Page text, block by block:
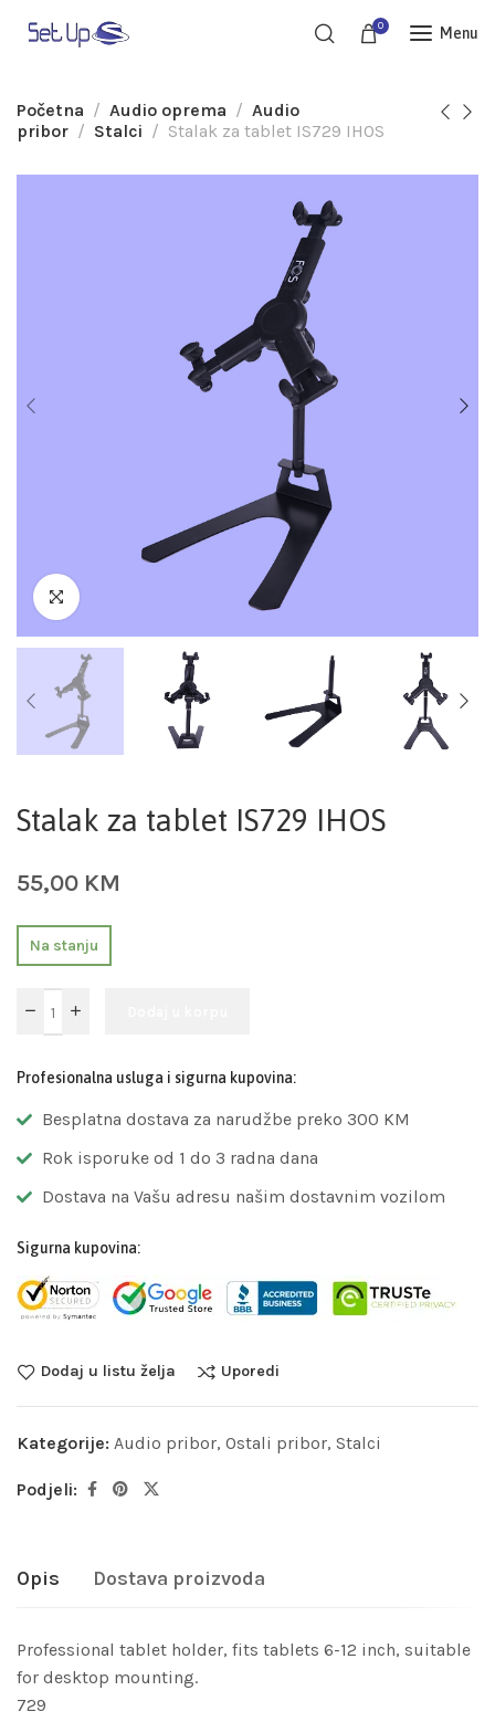
0 Menu
Početna Audio oprema
Audio
pribor
Stalci Stalak za tablet IS729 IHOS
Stalak za tablet IS729 IHOS
55,00 KM
Na stanju
Profesionalna usluga i sigurna kupovina:
Besplatna dostava za narudžbe preko 300 KM
Rok isporuke od 1 do 3 radna dana
Dostava na Vašu adresu našim dostavnim vozilom
Sigurna kupovina:
Dodaj u listu želja Uporedi
Kategorije: Audio pribor, Ostali pribor, Stalci
Podjeli:
Opis Dostava proizvoda
Professional tablet holder, fits tablets 6-12 inch, suitable
for desktop mounting.
729